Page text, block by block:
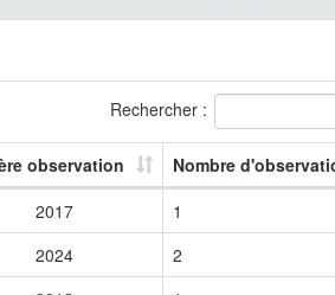
Rechercher :
observation
Nombre
2017
1
2024
2